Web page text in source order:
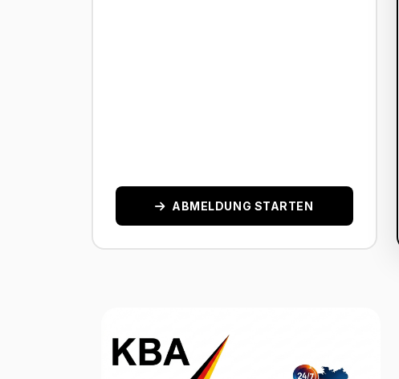
ABMELDUNG STARTEN